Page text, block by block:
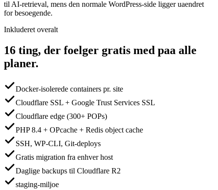
til AI-retrieval, mens den normale WordPress-side ligger uaendret
for besoegende.
Inkluderet overalt
16 ting, der foelger gratis med paa alle
planer.
Docker-isolerede containers pr. site
Cloudflare SSL + Google Trust Services SSL
Cloudflare edge (300+ POPs)
PHP 8.4 + OPcache + Redis object cache
SSH, WP-CLI, Git-deploys
Gratis migration fra enhver host
Daglige backups til Cloudflare R2
staging-miljoe